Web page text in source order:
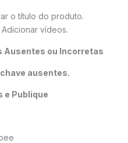
o título do produto.
vídeos.
Ausentes ou Incorretas
ausentes.
e Publique